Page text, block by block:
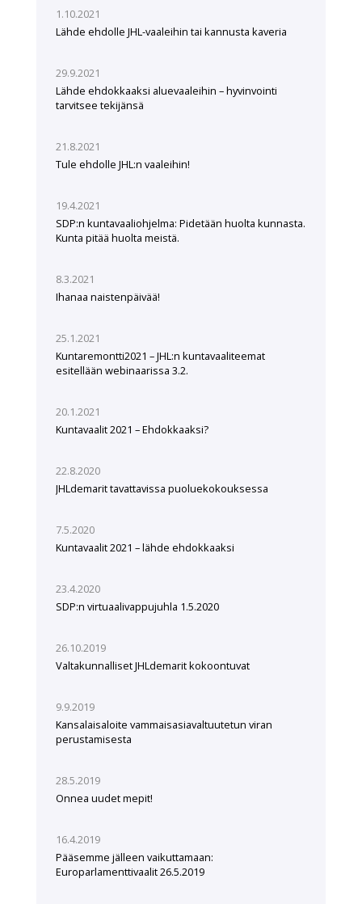
1.10.2021
Lähde ehdolle JHL-vaaleihin tai kannusta kaveria
29.9.2021
Lähde ehdokkaaksi aluevaaleihin – hyvinvointi
tarvitsee tekijänsä
21.8.2021
Tule ehdolle JHL:n vaaleihin!
19.4.2021
SDP:n kuntavaaliohjelma: Pidetään huolta kunnasta.
Kunta pitää huolta meistä.
8.3.2021
Ihanaa naistenpäivää!
25.1.2021
Kuntaremontti2021 – JHL:n kuntavaaliteemat
esitellään webinaarissa 3.2.
20.1.2021
Kuntavaalit 2021 – Ehdokkaaksi?
22.8.2020
JHLdemarit tavattavissa puoluekokouksessa
7.5.2020
Kuntavaalit 2021 – lähde ehdokkaaksi
23.4.2020
SDP:n virtuaalivappujuhla 1.5.2020
26.10.2019
Valtakunnalliset JHLdemarit kokoontuvat
9.9.2019
Kansalaisaloite vammaisasiavaltuutetun viran
perustamisesta
28.5.2019
Onnea uudet mepit!
16.4.2019
Pääsemme jälleen vaikuttamaan:
Europarlamenttivaalit 26.5.2019